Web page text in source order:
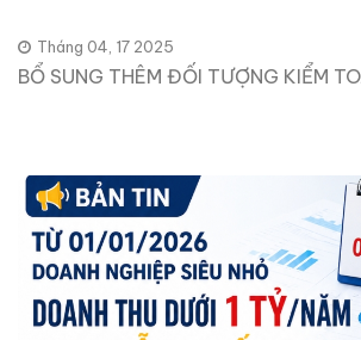
Tháng 04, 17 2025
BỔ SUNG THÊM ĐỐI TƯỢNG KIỂM